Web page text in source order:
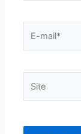
mail*